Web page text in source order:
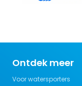
Ontdek meer
Voor watersporters